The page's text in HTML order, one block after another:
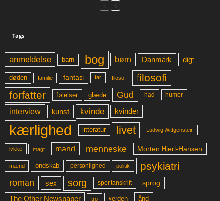
Tags
anmeldelse barn bog børn Danmark digt
døden familie fantasi far filosof
filosofi
forfatter
følelser glæde Gud had humor
interview kunst kvinde kvinder
kærlighed litteratur livet Ludwig Wittgenstein
lykke magt mand menneske Morten Hjerl-Hansen
mænd ondskab personlighed politik psykiatri
roman sex sorg spontanskrift sprog
The Other Newspaper tro verden ånd